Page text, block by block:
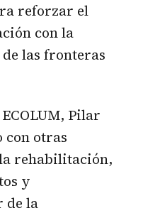
reforzar el
con la
las fronteras
Pilar
con otras
rehabilitación,
y
de la